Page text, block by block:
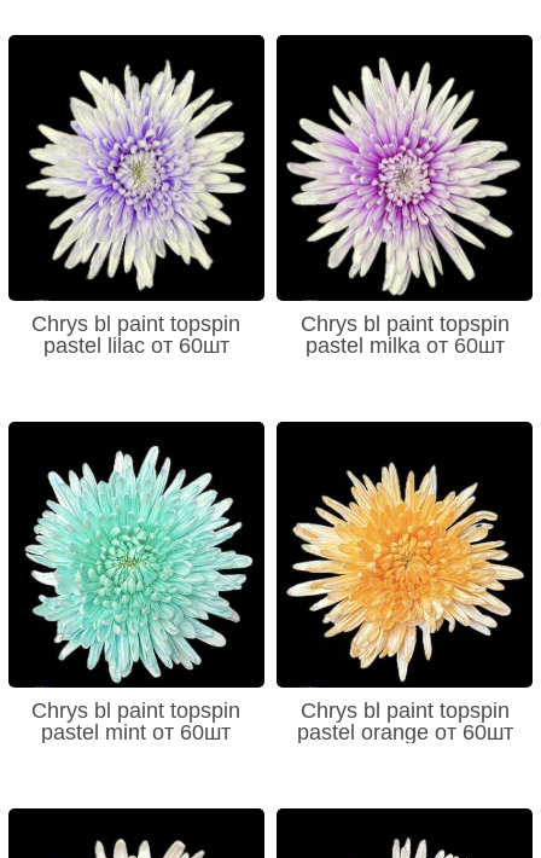
Chrys bl paint topspin
pastel lilac от 60шт
Chrys bl paint topspin
pastel milka от 60шт
Chrys bl paint topspin
pastel mint от 60шт
Chrys bl paint topspin
pastel orange от 60шт